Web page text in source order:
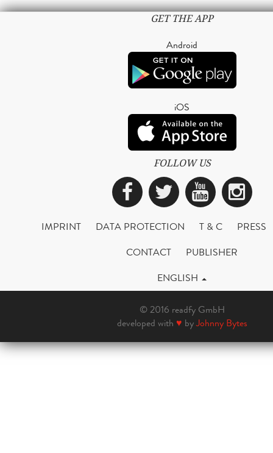
GET THE APP
Android
iOS
FOLLOW US
Facebook
Twitter
IMPRINT DATA PROTECTION T & C
PRESS
CONTACT
PUBLISHER
ENGLISH
© 2016 readfy GmbH
developed with ♥ byJohnny Bytes